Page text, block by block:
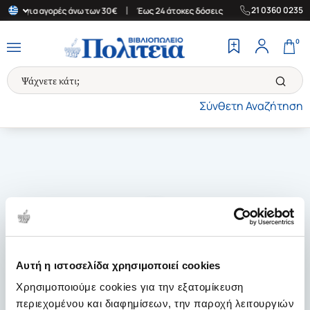
Αυτή η ιστοσελίδα χρησιμοποιεί cookies
Χρησιμοποιούμε cookies για την εξατομίκευση
περιεχομένου και διαφημίσεων, την παροχή λειτουργιών
για αγορές άνω των 30€ | Έως 24 άτοκες δόσεις | Δωρεάν
21 0360 0235
Σύνθετη Αναζήτηση
0